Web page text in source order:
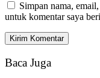
Simpan nama,
untuk komentar saya
Baca Juga